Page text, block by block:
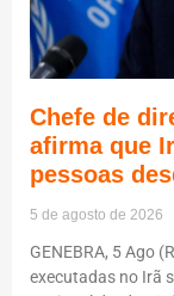
Chefe de
afirma que
pessoas
5 de agosto de 2026
GENEBRA, 5 Ago
executadas no Irã